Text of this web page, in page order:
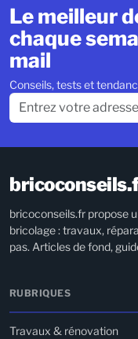
Le meilleur
chaque
mail
Conseils, tests et
bricoconseils.fr propose
bricolage : travaux,
pas. Articles de fond,
RUBRIQUES
Travaux & rénovation